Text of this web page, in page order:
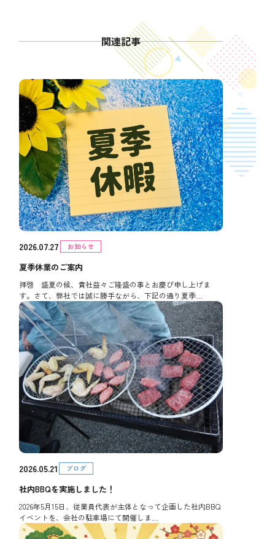
関連記事
2026.07.27 お知らせ
夏季休業のご案内
拝啓 盛夏の候、貴社益々ご隆盛の事とお慶び申し上げま
す。さて、弊社では誠に勝手ながら、下記の通り夏季…
2026.05.21 ブログ
社内BBQを実施しました！
2026年5月15日、従業員代表が主体となって企画した社内BBQ
イベントを、会社の駐車場にて開催しま…